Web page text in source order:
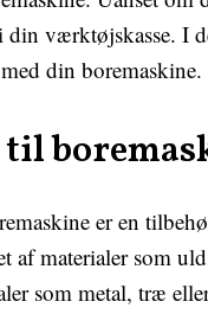
værktøjskasse. I
din boremaskine.
er en
af materialer som
som metal, træ